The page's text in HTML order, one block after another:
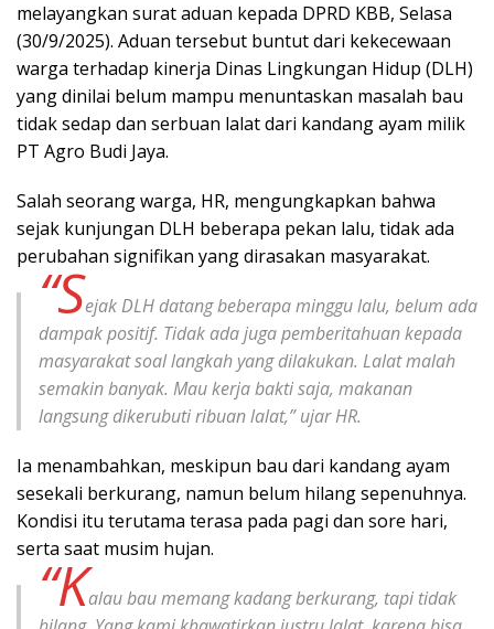
melayangkan surat aduan kepada DPRD KBB, Selasa
(30/9/2025). Aduan tersebut buntut dari kekecewaan
warga terhadap kinerja Dinas Lingkungan Hidup (DLH)
yang dinilai belum mampu menuntaskan masalah bau
tidak sedap dan serbuan lalat dari kandang ayam milik
PT Agro Budi Jaya.
Salah seorang warga, HR, mengungkapkan bahwa
sejak kunjungan DLH beberapa pekan lalu, tidak ada
perubahan signifikan yang dirasakan masyarakat.
“Sejak DLH datang beberapa minggu lalu, belum ada
dampak positif. Tidak ada juga pemberitahuan kepada
masyarakat soal langkah yang dilakukan. Lalat malah
semakin banyak. Mau kerja bakti saja, makanan
langsung dikerubuti ribuan lalat,” ujar HR.
Ia menambahkan, meskipun bau dari kandang ayam
sesekali berkurang, namun belum hilang sepenuhnya.
Kondisi itu terutama terasa pada pagi dan sore hari,
serta saat musim hujan.
“Kalau bau memang kadang berkurang, tapi tidak